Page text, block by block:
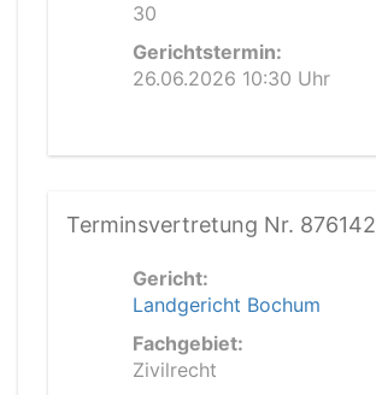
30
Gerichtstermin:
26.06.2026 10:30 Uhr
Terminsvertretung Nr. 876142
Gericht:
Landgericht Bochum
Fachgebiet:
Zivilrecht